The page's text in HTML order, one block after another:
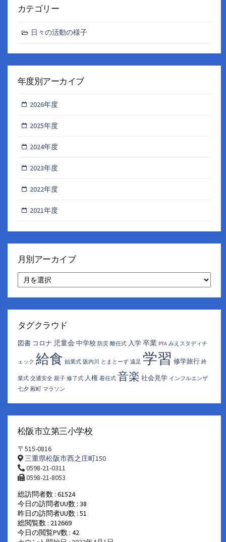
カテゴリー
日々の活動の様子
年度別アーカイブ
2026年度
2025年度
2024年度
2023年度
2022年度
2021年度
月別アーカイブ
別
ア
イ
タグクラウド
図書 コロナ 児童会 中学校 防災 離任式 入学 卒業 PTA みえスタディチ
ェック 給食 始業式 阪内川 とまとーず 遠足 学習 修学旅行 終
業式 交通安全 親子 修了式 人権 着任式 音楽 社会見学 インフルエンザ
七夕 殿町 マラソン
松阪市立第三小学校
〒515-0816
三重県松阪市西之庄町150
0598-21-0311
0598-21-8053
総訪問者数 : 61524
今日の訪問者UU数 : 38
昨日の訪問者UU数 : 51
総閲覧数 : 212669
今日の閲覧PV数 : 42